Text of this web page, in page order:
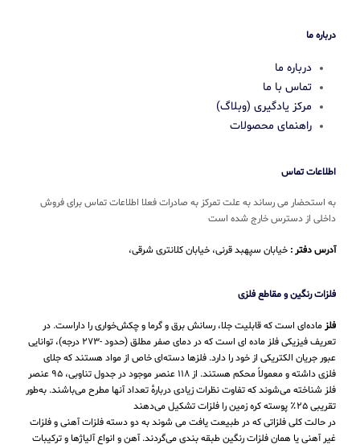
درباره ما
درباره ما
تماس با ما
مرکز یادگیری (وبلاگ)
راهنمای محصولات
اطلاعات تماس
به استحضار می رساند به علت تمرکز به صادرات فعلا اطلاعات تماس برای فروش
داخلی از دسترس خارج شده است
آدرس دفتر : خیابان سپهبد قرنی، خیابان کلانتری شرقی،
فلزات رنگین و مقاطع فلزی
فلز ماده‌ای است که قابلیت جلا، رسانش برق و گرما و چکش‌خواری را داراست. در
تعریف فیزیکی فلز ماده ای است که در دمای صفر مطلق (حدود -۲۷۳ درجه)، توانایی
عبور جریان الکتریکی از خود را دارد. فلزها دسته‌ای خاص از مواد هستند که جلای
فلزی داشته و معمولاً محکم هستند. از ۱۱۸ عنصر موجود در جدول تناوبی، ۹۵ عنصر
فلز شناخته می‌شوند که تفاوت نظرات زیادی دربارهٔ تعداد آنها مطرح می‌باشند. به‌طور
تقریبی ۲۵٪ پوسته کره زمین را فلزات تشکیل می‌دهند
در حالت کلی فلزاتی که در طبیعت یافت می شوند به دو دسته فلزات آهنی و فلزات
غیر آهنی یا همان فلزات رنگین طبقه بندی می‌گردند. آهن و انواع آلیاژها و ترکیبات